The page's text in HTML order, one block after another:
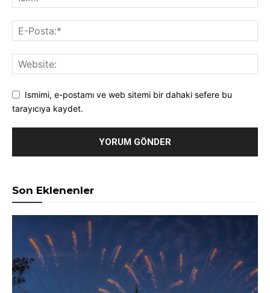
Ismimi, e-postamı ve web sitemi bir dahaki sefere bu
tarayıcıya kaydet.
Son Eklenenler